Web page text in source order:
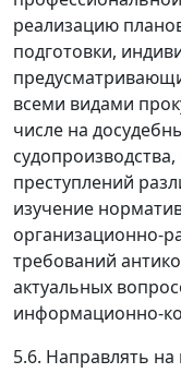
реализацию
подготовки,
всеми видами
числе на
преступлений
изучение
организационно-
требований
актуальных
информационно-
5.6. Направлять